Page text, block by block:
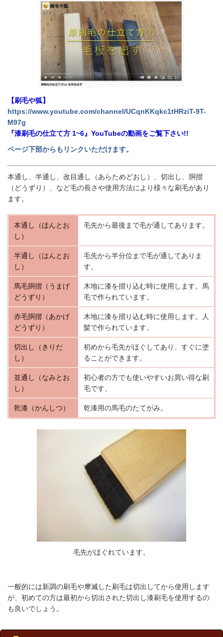
【刷毛や狐】
https://www.youtube.com/channel/UCqnKKqkc1tHRziT-9T-
M97g
『漆刷毛の仕立て方 1~6』YouTubeの動画をご覧下さい!!
ページ下部からもリンクいただけます。
本通し、半通し、改目通し（あらためどおし）、切出し、胴摺
（どうずり）、など毛の長さや使用方法により様々な刷毛があり
ます。
本通し（ほんとお
し）
毛先から最後まで毛が通してあります。
半通し（はんとお
し）
毛先から半分位まで毛が通してありま
す。
馬毛胴摺（うまげ
どうずり）
木地に漆を摺り込む時に使用します。馬
毛で作られています。
赤毛胴摺（あかげ
どうずり）
木地に漆を摺り込む時に使用します。人
髪で作られています。
切出し（きりだ
し）
初めから毛先がほぐしてあり、すぐに塗
ることができます。
並通し（なみとお
し）
初心者の方でも使いやすいお買い得な刷
毛です。
乾漆（かんしつ） 乾漆用の馬毛のたてがみ。
毛先がほぐれています。
一般的には新調の刷毛や摩滅した刷毛は切出してから使用します
が、初めての方は最初から切出された切出し漆刷毛を使用するの
も良いでしょう。